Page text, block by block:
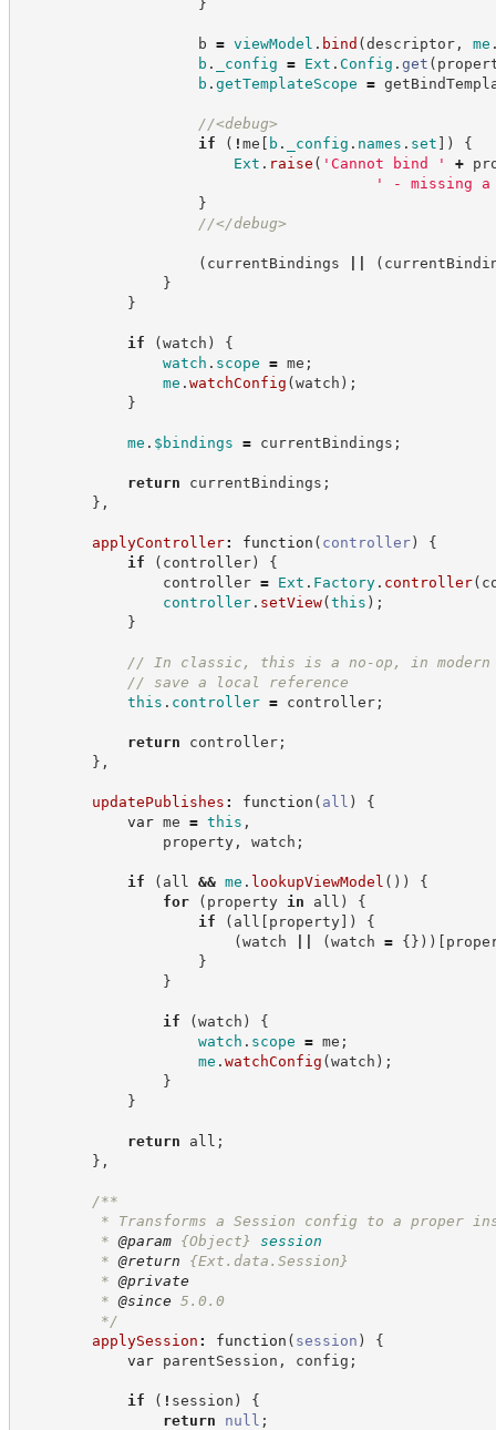
}
b = viewModel . bind (descriptor, me
b . _config = Ext . Config . get (
b . getTemplateScope =
//<debug>
if
( ! me [ b . _config . names . set ] )
{
Ext . raise ( ' Cannot bind ' +
'
- missing
}
//</debug>
( currentBindings (
}
}
if (watch )
{
watch . scope = me ;
me . watchConfig (watch ) ;
}
me . $bindings = currentBindings ;
return currentBindings ;
} ,
applyController: function ( controller)
{
if
( controller)
{
controller = Ext . Factory. controller(
controller. setView(this ) ;
}
// In classic, this is a no-op, in
// save a local reference
this . controller = controller;
return controller;
} ,
updatePublishes : function ( all )
{
var me = this ,
property, watch ;
if ( all && me . lookupViewModel ( ) )
{
for
( property in all )
{
if
( all [ property] )
{
(watch (watch = {} ) ) [
}
}
if (watch )
{
watch . scope = me ;
me . watchConfig (watch ) ;
}
}
return all ;
} ,
/**
* Transforms a Session config to a proper
* @param {Object}
session
* @return
{Ext.data.Session}
* @private
* @since 5.0.0
*/
applySession : function ( session )
{
var parentSession , config ;
if ( ! session )
{
return
null ;